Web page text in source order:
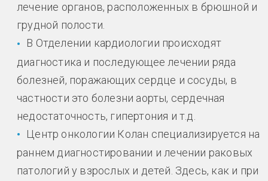
лечение органов, расположенных в брюшной и
грудной полости.
В Отделении кардиологии происходят
диагностика и последующее лечении ряда
болезней, поражающих сердце и сосуды, в
частности это болезни аорты, сердечная
недостаточность, гипертония и т.д.
Центр онкологии Колан специализируется на
раннем диагностировании и лечении раковых
патологий у взрослых и детей. Здесь, как и при